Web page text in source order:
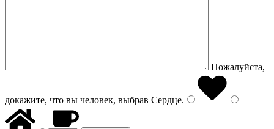
Пожалуйста,
докажите, что вы человек, выбрав Сердце.